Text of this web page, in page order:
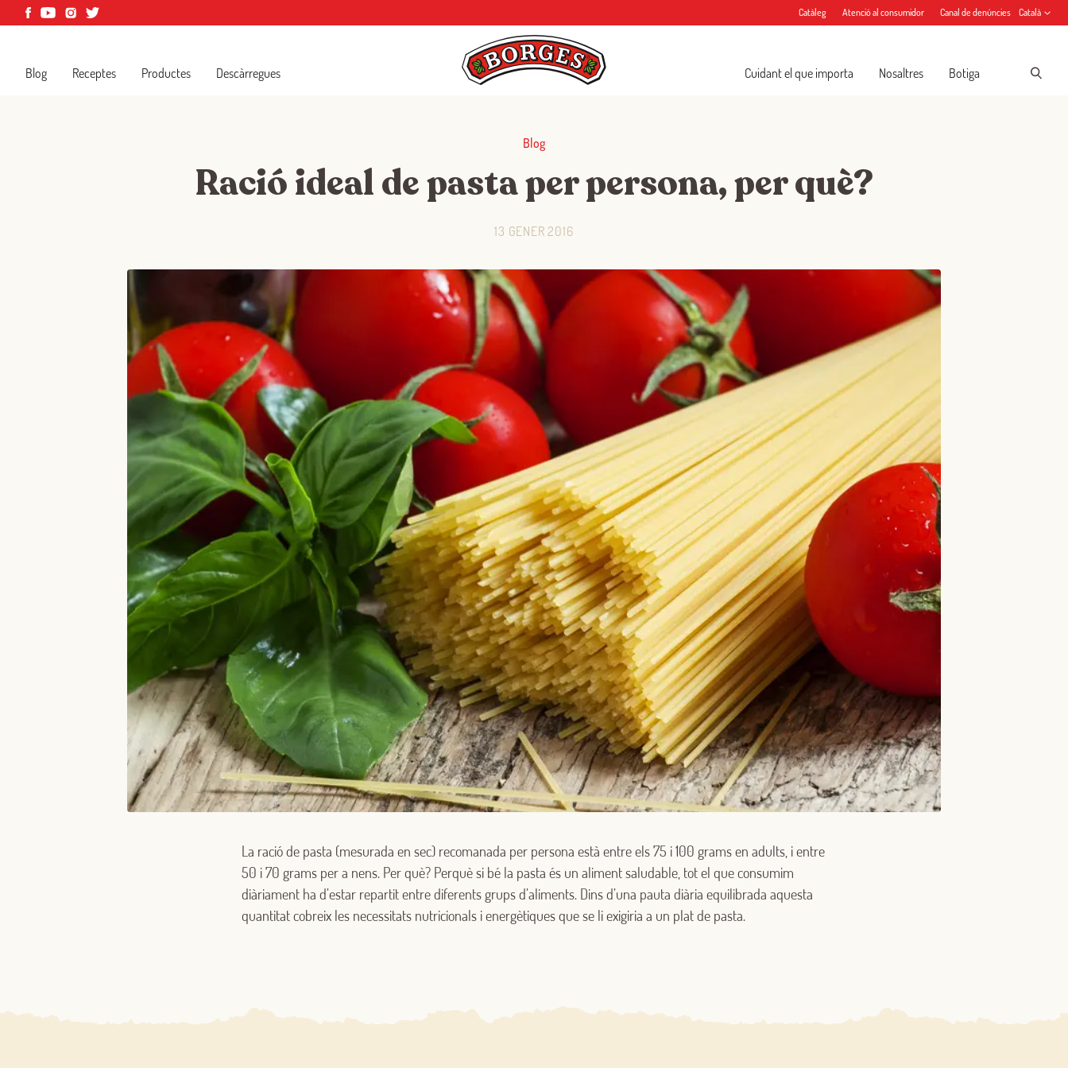
Catàleg Atenció al consumidor Canal de denúncies Català
Blog Receptes Productes Descàrregues Cuidant el que importa Nosaltres Botiga
Blog
Ració ideal de pasta per persona, per què?
13 GENER 2016
La ració de pasta (mesurada en sec) recomanada per persona està entre els 75 i 100 grams en adults, i entre
50 i 70 grams per a nens. Per què? Perquè si bé la pasta és un aliment saludable, tot el que consumim
diàriament ha d’estar repartit entre diferents grups d’aliments. Dins d’una pauta diària equilibrada aquesta
quantitat cobreix les necessitats nutricionals i energètiques que se li exigiria a un plat de pasta.
Iniciar sessió amb Google
O AMB LA TEVA ADREÇA DE CORREU ELECTRÒNIC
Correu electrònic